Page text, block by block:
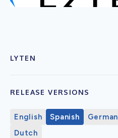
LYTEN
RELEASE VERSIONS
English Spanish German
Dutch